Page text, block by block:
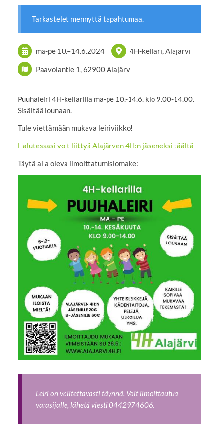
Tarkastelet mennyttä tapahtumaa.
ma-pe 10.–14.6.2024 4H-kellari, Alajärvi
Paavolantie 1, 62900 Alajärvi
Puuhaleiri 4H-kellarilla ma-pe 10.-14.6. klo 9.00-14.00.
Sisältää lounaan.
Tule viettämään mukava leiriviikko!
Halutessasi voit liittyä Alajärven 4H:n jäseneksi täältä
Täytä alla oleva ilmoittatumislomake:
Leiri on valitettavasti täynnä. Voit ilmoittautua
varasijalle, lähetä viesti 0442974606.